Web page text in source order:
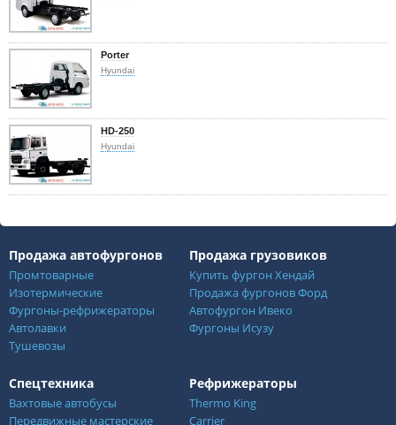
Porter
Hyundai
HD-250
Hyundai
Продажа автофургонов
Промтоварные
Изотермические
Фургоны-рефрижераторы
Автолавки
Тушевозы
Продажа грузовиков
Купить фургон Хендай
Продажа фургонов Форд
Автофургон Ивеко
Фургоны Исузу
Спецтехника
Вахтовые автобусы
Передвижные мастерские
Рефрижераторы
Thermo King
Carrier